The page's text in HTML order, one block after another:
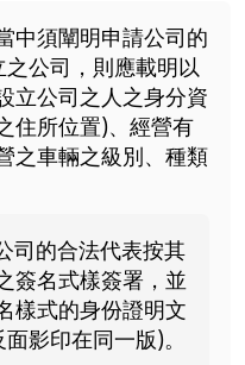
中須闡明申請公司的
公司，則應載明以
立公司之人之身分資
住所位置)、經營有
之車輛之級別、種類
司的合法代表按其
簽名式樣簽署，並
樣式的身份證明文
影印在同一版)。